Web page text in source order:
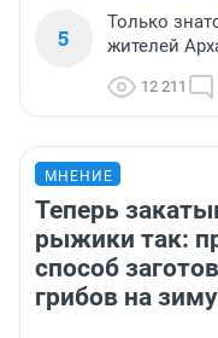
5
Только
жителей
12 211
МНЕНИЕ
Теперь
рыжики так:
способ
грибов на зиму